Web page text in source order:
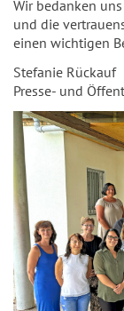
Wir bedanken
und die
einen wichtigen
Stefanie Rückauf
Presse- und